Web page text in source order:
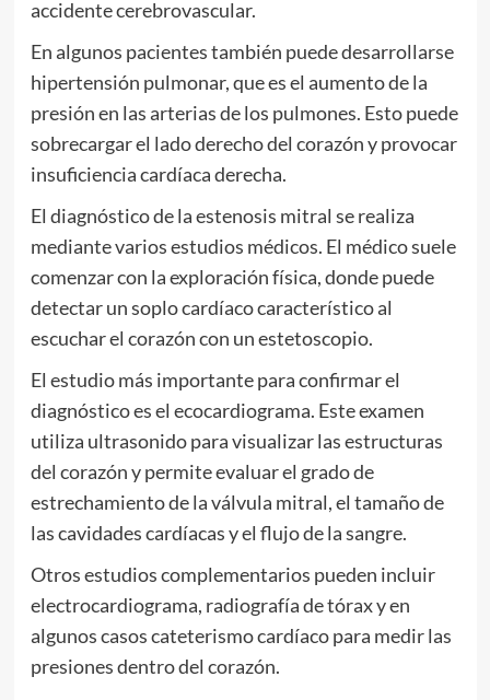
accidente cerebrovascular.
En algunos pacientes también puede desarrollarse
hipertensión pulmonar, que es el aumento de la
presión en las arterias de los pulmones. Esto puede
sobrecargar el lado derecho del corazón y provocar
insuficiencia cardíaca derecha.
El diagnóstico de la estenosis mitral se realiza
mediante varios estudios médicos. El médico suele
comenzar con la exploración física, donde puede
detectar un soplo cardíaco característico al
escuchar el corazón con un estetoscopio.
El estudio más importante para confirmar el
diagnóstico es el ecocardiograma. Este examen
utiliza ultrasonido para visualizar las estructuras
del corazón y permite evaluar el grado de
estrechamiento de la válvula mitral, el tamaño de
las cavidades cardíacas y el flujo de la sangre.
Otros estudios complementarios pueden incluir
electrocardiograma, radiografía de tórax y en
algunos casos cateterismo cardíaco para medir las
presiones dentro del corazón.